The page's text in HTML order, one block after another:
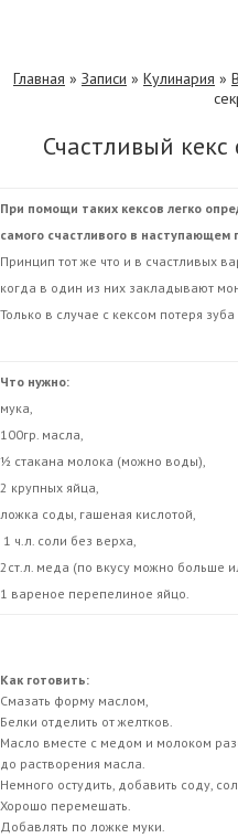
Главная » Записи » Кулинария »
Счастливый
При помощи таких кексов легко
самого счастливого в наступающем
Принцип тот же что и в счастливых
когда в один из них закладывают
Только в случае с кексом потеря
Что нужно:
мука,
100гр. масла,
½ стакана молока (можно воды),
2 крупных яйца,
ложка соды, гашеная кислотой,
1 ч.л. соли без верха,
2ст.л. меда (по вкусу можно больше
1 вареное перепелиное яйцо.
Как готовить:
Смазать форму маслом,
Белки отделить от желтков.
Масло вместе с медом и молоком
до растворения масла.
Немного остудить, добавить соду,
Хорошо перемешать.
Добавлять по ложке муки.